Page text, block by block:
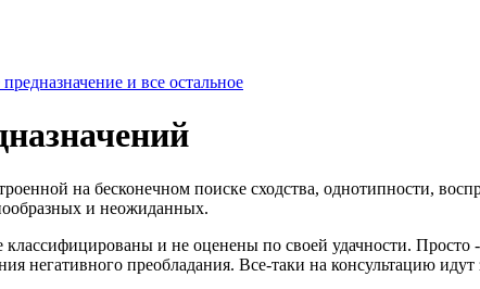
и все остальное
на бесконечном поиске сходства, однотипности,
и неожиданных.
и не оценены по своей удачности. Просто
негативного преобладания. Все-таки на консультацию